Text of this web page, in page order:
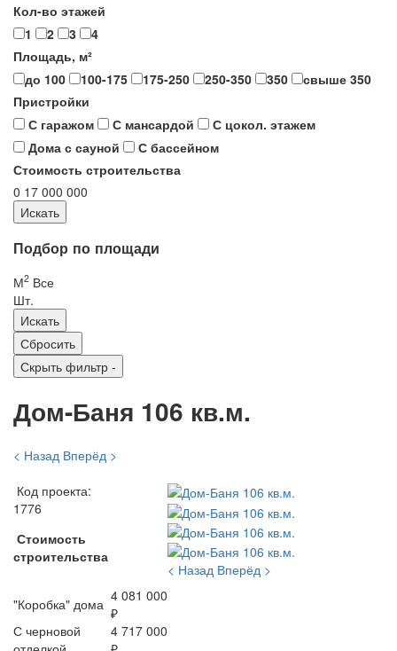
Кол-во этажей
1
2 3
4
Площадь, м²
до 100
100-175 175-250 250-350 350
свыше 350
Пристройки
С гаражом
С мансардой
С цокол. этажем
Дома с сауной
С бассейном
Стоимость строительства
0 17 000 000
Подбор по площади
М2 Все
Шт.
Скрыть фильтр -
Дом-Баня 106 кв.м.
< Назад Вперёд >
Код проекта:
1776
Стоимость
строительства
"Коробка" дома 4 081 000
₽
С черновой
4 717 000
< Назад Вперёд >